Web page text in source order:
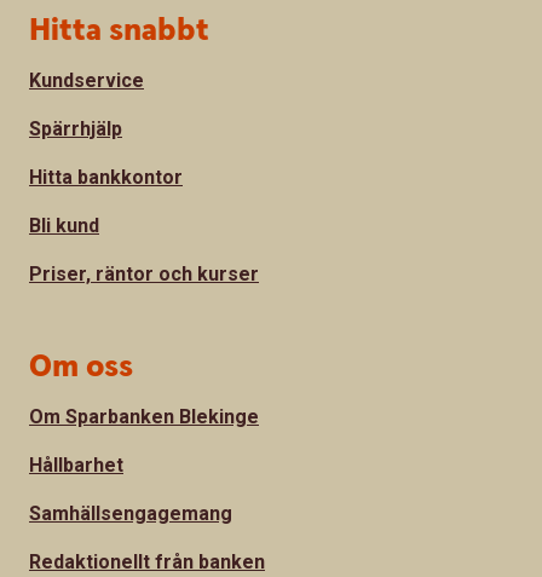
Sidfot
Hitta snabbt
Kundservice
Spärrhjälp
Hitta bankkontor
Bli kund
Priser, räntor och kurser
Om oss
Om Sparbanken Blekinge
Hållbarhet
Samhällsengagemang
Redaktionellt från banken